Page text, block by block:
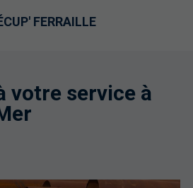
FERRAILLE
votre service à